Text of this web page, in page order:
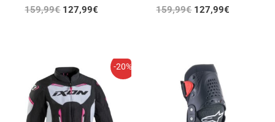
159,99€ 127,99€ 159,99€ 127,99€
-20%
precio
original
era:
159,99€.
precio
actual
es:
127,99€.